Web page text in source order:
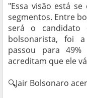
"Essa visão está
segmentos. Entre
será o candidato
bolsonarista, foi
passou para
acreditam que ele
🔍Jair Bolsonaro